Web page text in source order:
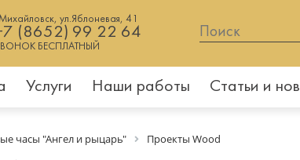
ул.Яблоневая, 41
(8652) 99 22 64
БЕСПЛАТНЫЙ
Услуги Наши работы Статьи и
часы "Ангел и рыцарь" Проекты Wood